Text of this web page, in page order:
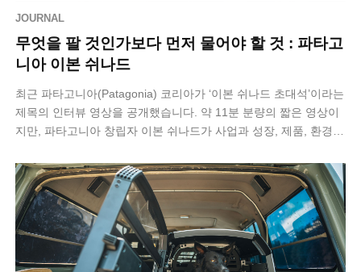
JOURNAL
무엇을 팔 것인가보다 먼저 물어야 할 것 : 파타고
니아 이본 쉬나드
최근 파타고니아(Patagonia) 코리아가 ‘이본 쉬나드 초대석’​이라는
제목의 인터뷰 영상을 공개했습니다. 약 11분 분량의 짧은 영상이
지만, 파타고니아 창립자 이본 쉬나드가 사업과 성장, 제품, 환경에